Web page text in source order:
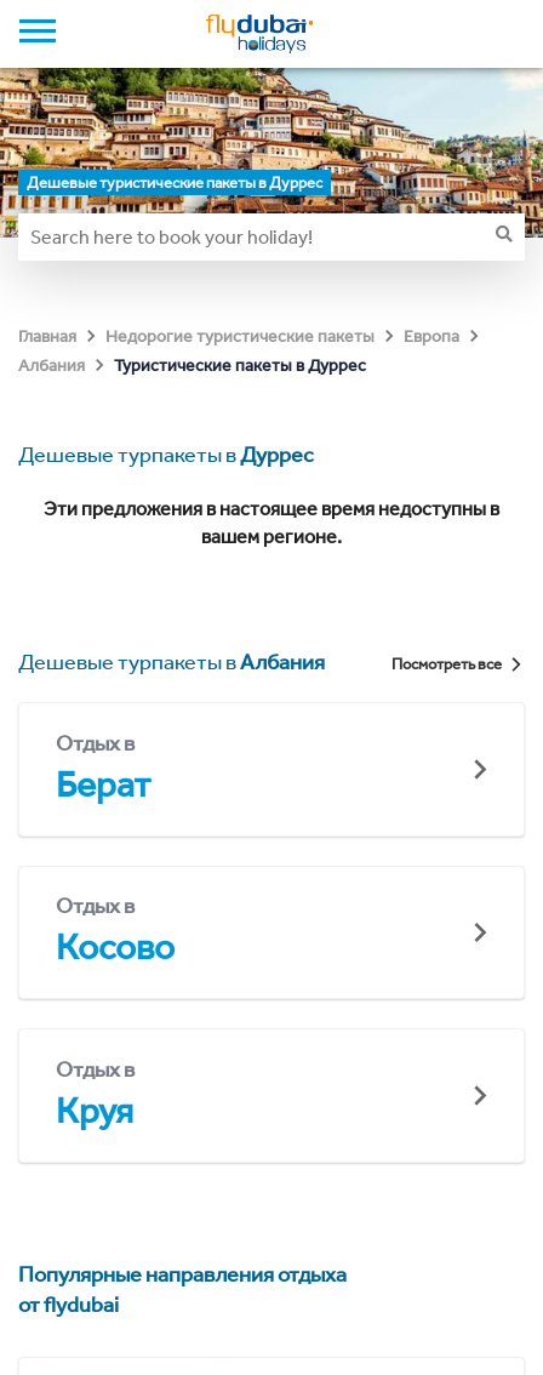
Дешевые туристические пакеты в Дуррес
Главная Недорогие туристические пакеты
Европа
Албания
Туристические пакеты в Дуррес
Дешевые турпакеты вДуррес
Эти предложения в настоящее время недоступны в
вашем регионе.
Дешевые турпакеты вАлбания Посмотреть все
Отдых в
Берат
Отдых в
Косово
Отдых в
Круя
Популярные направления отдыха
от flydubai